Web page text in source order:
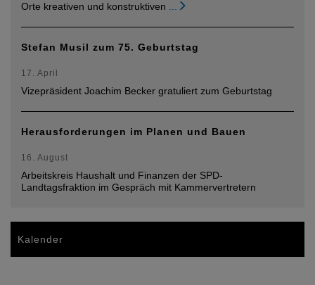
Orte kreativen und konstruktiven
Stefan Musil zum 75. Geburtstag
17. April
Vizepräsident Joachim Becker gratuliert zum Geburtstag
Herausforderungen im Planen und Bauen
16. August
Arbeitskreis Haushalt und Finanzen der SPD-
Landtagsfraktion im Gespräch mit Kammervertretern
Kalender